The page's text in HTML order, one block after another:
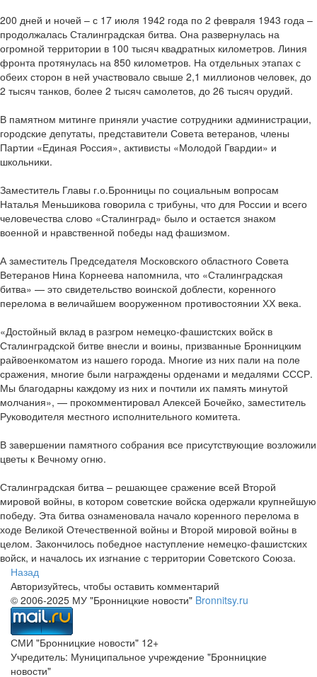
200 дней и ночей – с 17 июля 1942 года по 2 февраля 1943 года –
продолжалась Сталинградская битва. Она развернулась на
огромной территории в 100 тысяч квадратных километров. Линия
фронта протянулась на 850 километров. На отдельных этапах с
обеих сторон в ней участвовало свыше 2,1 миллионов человек, до
2 тысяч танков, более 2 тысяч самолетов, до 26 тысяч орудий.
В памятном митинге приняли участие сотрудники администрации,
городские депутаты, представители Совета ветеранов, члены
Партии «Единая Россия», активисты «Молодой Гвардии» и
школьники.
Заместитель Главы г.о.Бронницы по социальным вопросам
Наталья Меньшикова говорила с трибуны, что для России и всего
человечества слово «Сталинград» было и остается знаком
военной и нравственной победы над фашизмом.
А заместитель Председателя Московского областного Совета
Ветеранов Нина Корнеева напомнила, что «Сталинградская
битва» — это свидетельство воинской доблести, коренного
перелома в величайшем вооруженном противостоянии ХХ века.
«Достойный вклад в разгром немецко-фашистских войск в
Сталинградской битве внесли и воины, призванные Бронницким
райвоенкоматом из нашего города. Многие из них пали на поле
сражения, многие были награждены орденами и медалями СССР.
Мы благодарны каждому из них и почтили их память минутой
молчания», — прокомментировал Алексей Бочейко, заместитель
Руководителя местного исполнительного комитета.
В завершении памятного собрания все присутствующие возложили
цветы к Вечному огню.
Сталинградская битва – решающее сражение всей Второй
мировой войны, в котором советские войска одержали крупнейшую
победу. Эта битва ознаменовала начало коренного перелома в
ходе Великой Отечественной войны и Второй мировой войны в
целом. Закончилось победное наступление немецко-фашистских
войск, и началось их изгнание с территории Советского Союза.
Назад
Авторизуйтесь, чтобы оставить комментарий
© 2006-2025 МУ "Бронницкие новости" Bronnitsy.ru
СМИ "Бронницкие новости" 12+
Учредитель: Муниципальное учреждение "Бронницкие
новости"